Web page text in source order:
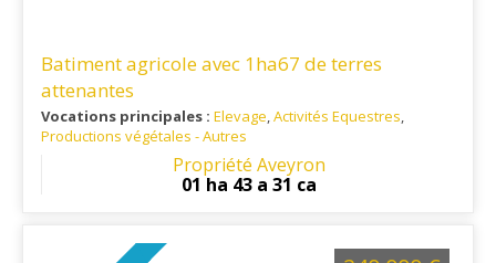
Batiment agricole avec 1ha67 de terres
attenantes
Vocations principales : Elevage,Activités Equestres,
Productions végétales - Autres
Propriété Aveyron
01 ha 43 a 31 ca